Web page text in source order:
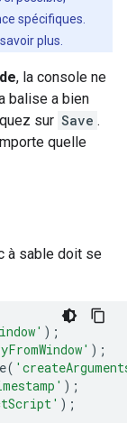
spécifiques.
plus.
, la console ne
balise a bien
sur Save .
quelle
à sable doit se
);
);
(
);
);